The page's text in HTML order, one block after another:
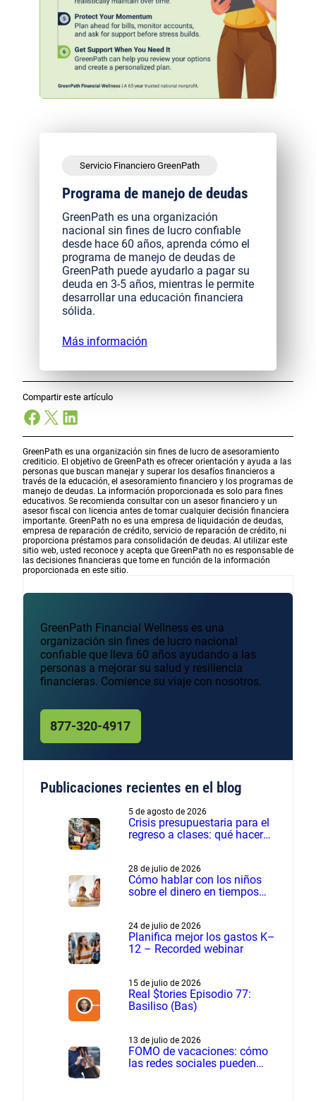
Servicio Financiero GreenPath
Programa de manejo de deudas
GreenPath es una organización
nacional sin fines de lucro confiable
desde hace 60 años, aprenda cómo el
programa de manejo de deudas de
GreenPath puede ayudarlo a pagar su
deuda en 3-5 años, mientras le permite
desarrollar una educación financiera
sólida.
Más información
Compartir este artículo
Facebook
X LinkedIn
GreenPath es una organización sin fines de lucro de asesoramiento
crediticio. El objetivo de GreenPath es ofrecer orientación y ayuda a las
personas que buscan manejar y superar los desafíos financieros a
través de la educación, el asesoramiento financiero y los programas de
manejo de deudas. La información proporcionada es solo para fines
educativos. Se recomienda consultar con un asesor financiero y un
asesor fiscal con licencia antes de tomar cualquier decisión financiera
importante. GreenPath no es una empresa de liquidación de deudas,
empresa de reparación de crédito, servicio de reparación de crédito, ni
proporciona préstamos para consolidación de deudas. Al utilizar este
sitio web, usted reconoce y acepta que GreenPath no es responsable de
las decisiones financieras que tome en función de la información
proporcionada en este sitio.
GreenPath Financial Wellness es una
organización sin fines de lucro nacional
confiable que lleva 60 años ayudando a las
personas a mejorar su salud y resiliencia
financieras. Comience su viaje con nosotros.
877-320-4917
Publicaciones recientes en el blog
5 de agosto de 2026
Crisis presupuestaria para el
regreso a clases: qué hacer
28 de julio de 2026
Cómo hablar con los niños
sobre el dinero en tiempos
24 de julio de 2026
Planifica mejor los gastos K–
12 – Recorded webinar
15 de julio de 2026
Real $tories Episodio 77:
Basiliso (Bas)
13 de julio de 2026
FOMO de vacaciones: cómo
las redes sociales pueden